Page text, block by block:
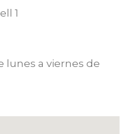
1
lunes a viernes de